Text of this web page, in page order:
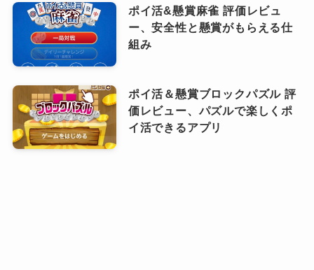
ポイ活&懸賞麻雀 評価レビュ
ー、安全性と懸賞がもらえる仕
組み
ポイ活＆懸賞ブロックパズル 評
価レビュー、パズルで楽しくポ
イ活できるアプリ